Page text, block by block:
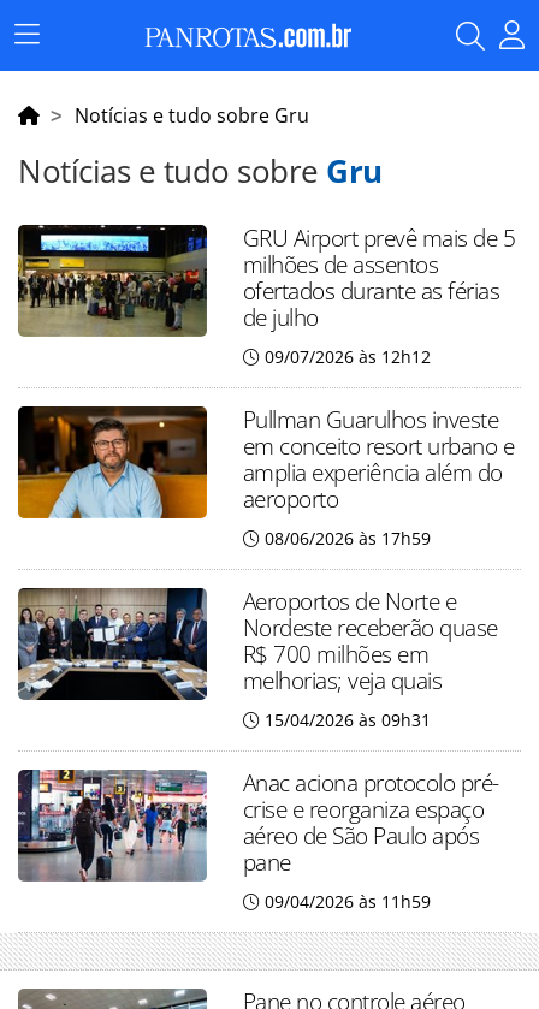
Menu
Principal
Notícias e tudo sobre Gru
Notícias e tudo sobre Gru
GRU Airport prevê mais de 5
milhões de assentos
ofertados durante as férias
de julho
09/07/2026 às 12h12
Pullman Guarulhos investe
em conceito resort urbano e
amplia experiência além do
aeroporto
08/06/2026 às 17h59
Aeroportos de Norte e
Nordeste receberão quase
R$ 700 milhões em
melhorias; veja quais
15/04/2026 às 09h31
Anac aciona protocolo pré-
crise e reorganiza espaço
aéreo de São Paulo após
pane
09/04/2026 às 11h59
Pane no controle aéreo